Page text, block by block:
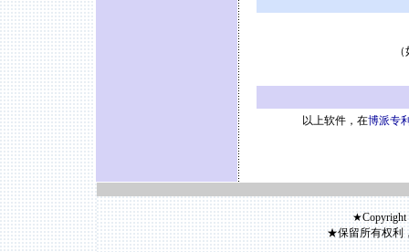
以上软件，在博派专
★Copyright
★保留所有权利